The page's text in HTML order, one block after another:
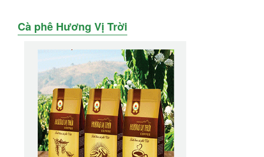
Cà phê Hương Vị Trời